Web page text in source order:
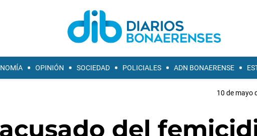
OPINIÓN SOCIEDAD POLICIALES ADN BONAERENSE
10 de mayo
del